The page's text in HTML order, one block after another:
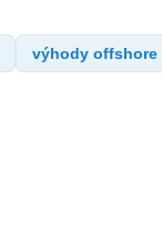
výhody offshore